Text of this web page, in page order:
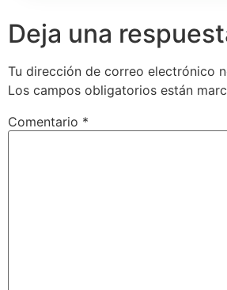
Deja una
Tu dirección de correo electrónico
Los campos obligatorios están
Comentario *